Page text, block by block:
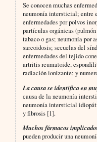
Se conocen muchas
neumonía intersticial; entre
enfermedades por polvos
partículas orgánicas
tabaco o gas; neumonía por
sarcoidosis; secuelas del
enfermedades del tejido
artritis reumatoide,
radiación ionizante; y
La causa se identifica en
causa de la neumonía
neumonía intersticial
y fibrosis [1].
Muchos fármacos
pueden producir una